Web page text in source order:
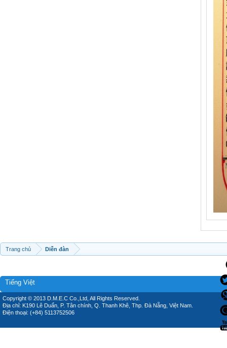
Trang chủ Diễn đàn
Tiếng Việt
Copyright © 2013 D.M.E.C Co.,Ltd, All Rights Reserved.
Địa chỉ: K190 Lê Duẩn, P. Tân chính, Q. Thanh Khê, Thp. Đà Nẵng, Việt Nam.
Điện thoại: (+84) 5113752506